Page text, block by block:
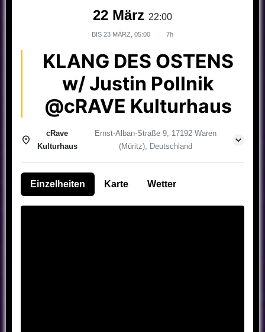
22 März 22:00
BIS 23 MÄRZ, 05:00 7h
KLANG DES OSTENS
w/ Justin Pollnik
@cRAVE Kulturhaus
cRave
Kulturhaus
Ernst-Alban-Straße 9, 17192 Waren
(Müritz), Deutschland
Einzelheiten Karte Wetter